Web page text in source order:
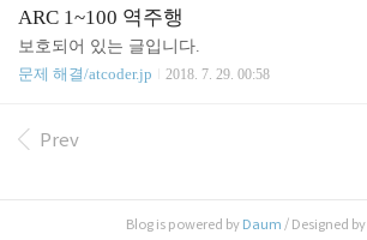
ARC 1~100 역주행
보호되어 있는 글입니다.
문제 해결/atcoder.jp
2018. 7. 29. 00:58
Prev
Blog is powered by Daum / Designed by